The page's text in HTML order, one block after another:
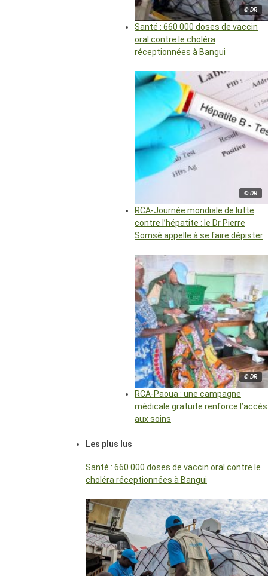
© DR
Santé : 660 000 doses de vaccin
oral contre le choléra
réceptionnées à Bangui
© DR
RCA-Journée mondiale de lutte
contre l’hépatite : le Dr Pierre
Somsé appelle à se faire dépister
© DR
RCA-Paoua : une campagne
médicale gratuite renforce l’accès
aux soins
Les plus lus
Santé : 660 000 doses de vaccin oral contre le
choléra réceptionnées à Bangui